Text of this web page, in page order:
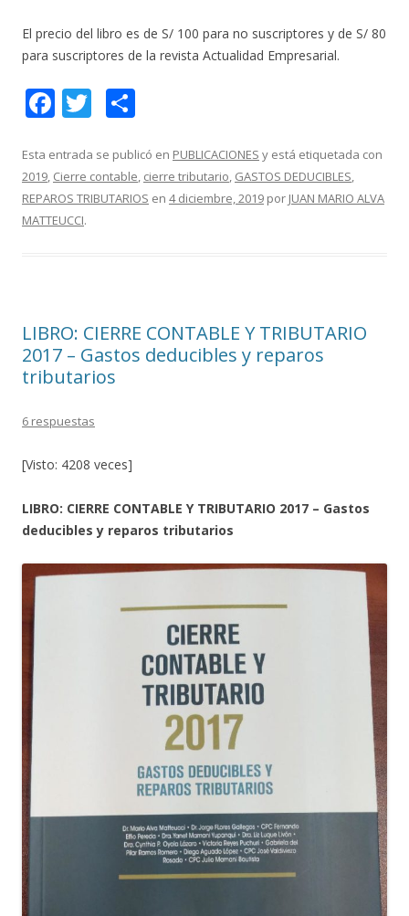
El precio del libro es de S/ 100 para no suscriptores y de S/ 80
para suscriptores de la revista Actualidad Empresarial.
F
e
b
o
T
itt
er
m
p
Esta entrada se publicó en PUBLICACIONES y está etiquetada con
2019, Cierre contable, cierre tributario, GASTOS DEDUCIBLES,
REPAROS TRIBUTARIOS en 4 diciembre, 2019 por JUAN MARIO ALVA
MATTEUCCI.
LIBRO: CIERRE CONTABLE Y TRIBUTARIO
2017 – Gastos deducibles y reparos
tributarios
6 respuestas
[Visto: 4208 veces]
LIBRO: CIERRE CONTABLE Y TRIBUTARIO 2017 – Gastos
deducibles y reparos tributarios